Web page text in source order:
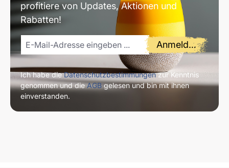
profitiere von Updates, Aktionen und
Rabatten!
Anmelden
Ich habe dieDatenschutzbestimmungenzur Kenntnis
genommen und dieAGBgelesen und bin mit ihnen
einverstanden.